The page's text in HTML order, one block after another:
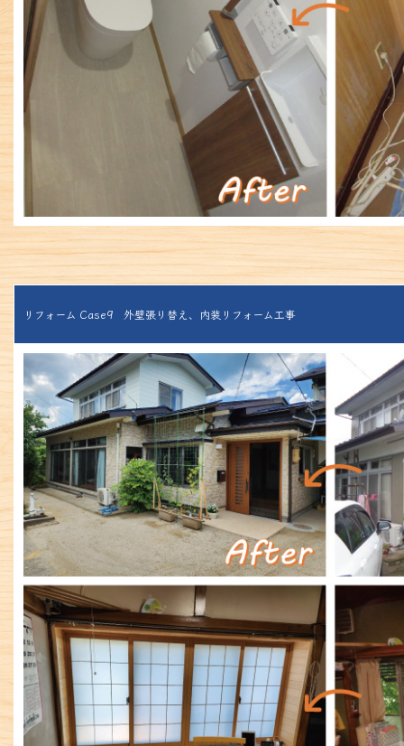
リフォーム Case9 外壁張り替え、内装リフォーム工事